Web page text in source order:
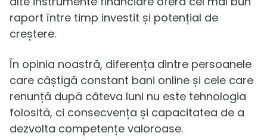
raport între timp investit și potențial de
creștere.
În opinia noastră, diferența dintre persoanele
care câștigă constant bani online și cele care
renunță după câteva luni nu este tehnologia
folosită, ci consecvența și capacitatea de a
dezvolta competențe valoroase.